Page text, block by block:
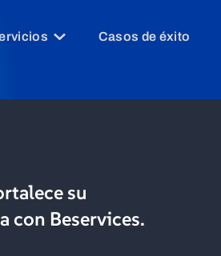
Casos de éxito
su
Beservices.